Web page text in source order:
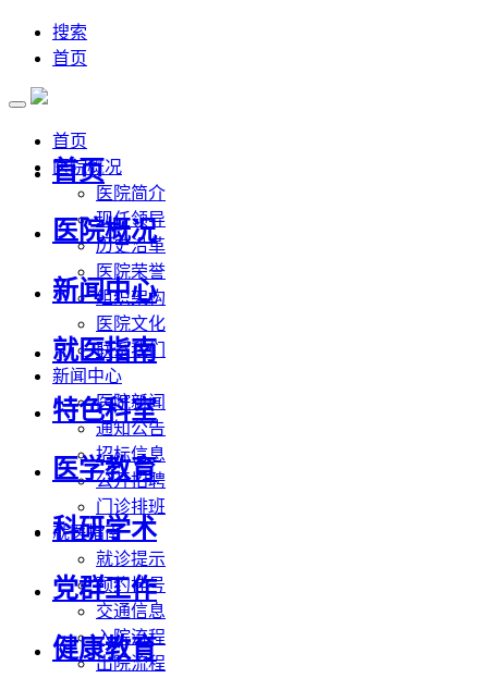
搜索
首页
首页
医院概况
医院简介
现任领导
历史沿革
医院荣誉
组织架构
医院文化
联系我们
新闻中心
医院新闻
通知公告
招标信息
公开招聘
门诊排班
就医指南
就诊提示
预约挂号
交通信息
入院流程
出院流程
首页
医院概况
新闻中心
就医指南
特色科室
医学教育
科研学术
党群工作
健康教育